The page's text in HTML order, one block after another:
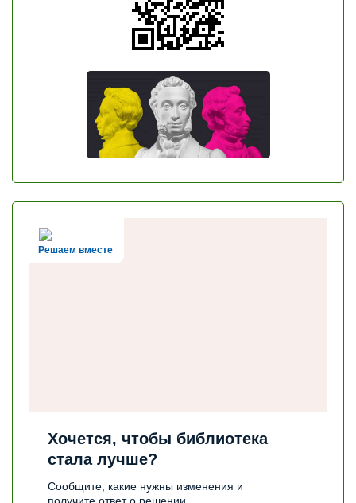
Решаем вместе
Хочется, чтобы библиотека
стала лучше?
Сообщите, какие нужны изменения и
получите ответ о решении